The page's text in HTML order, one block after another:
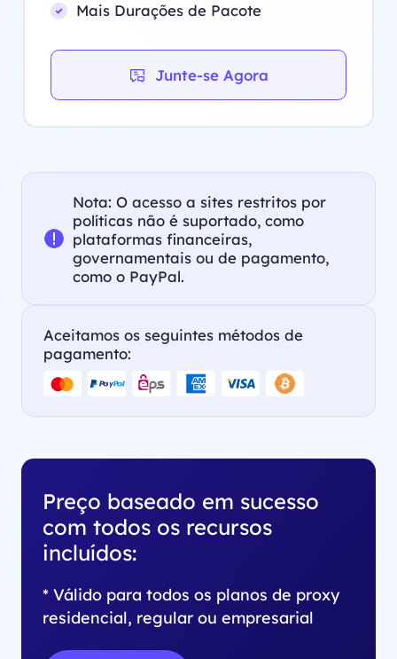
Mais Durações de Pacote
Junte-se Agora
Nota: O acesso a sites restritos por
políticas não é suportado, como
plataformas financeiras,
governamentais ou de pagamento,
como o PayPal.
Aceitamos os seguintes métodos de
pagamento:
Preço baseado em sucesso
com todos os recursos
incluídos:
* Válido para todos os planos de proxy
residencial, regular ou empresarial